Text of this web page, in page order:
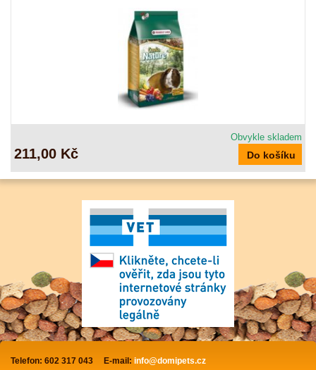
Obvykle skladem
211,00 Kč
Telefon: 602 317 043 E-mail: info@domipets.cz